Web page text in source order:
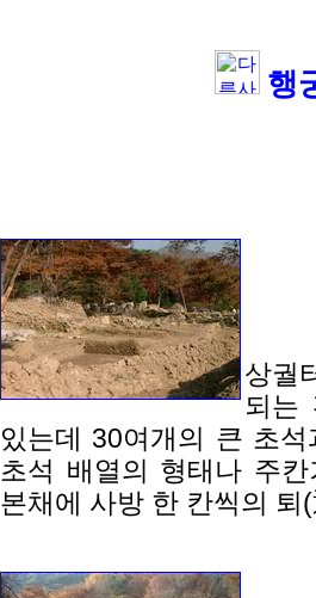
행
상궐
되는
있는데 30여개의 큰 초
초석 배열의 형태나 주
본채에 사방 한 칸씩의